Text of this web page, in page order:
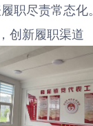
职尽责常态化。
创新履职渠道